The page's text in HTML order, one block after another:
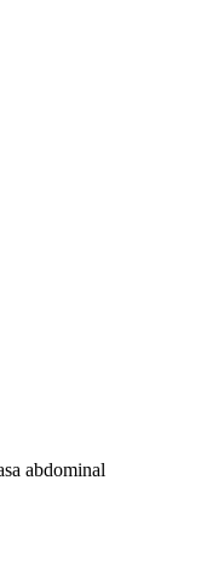
abdominal